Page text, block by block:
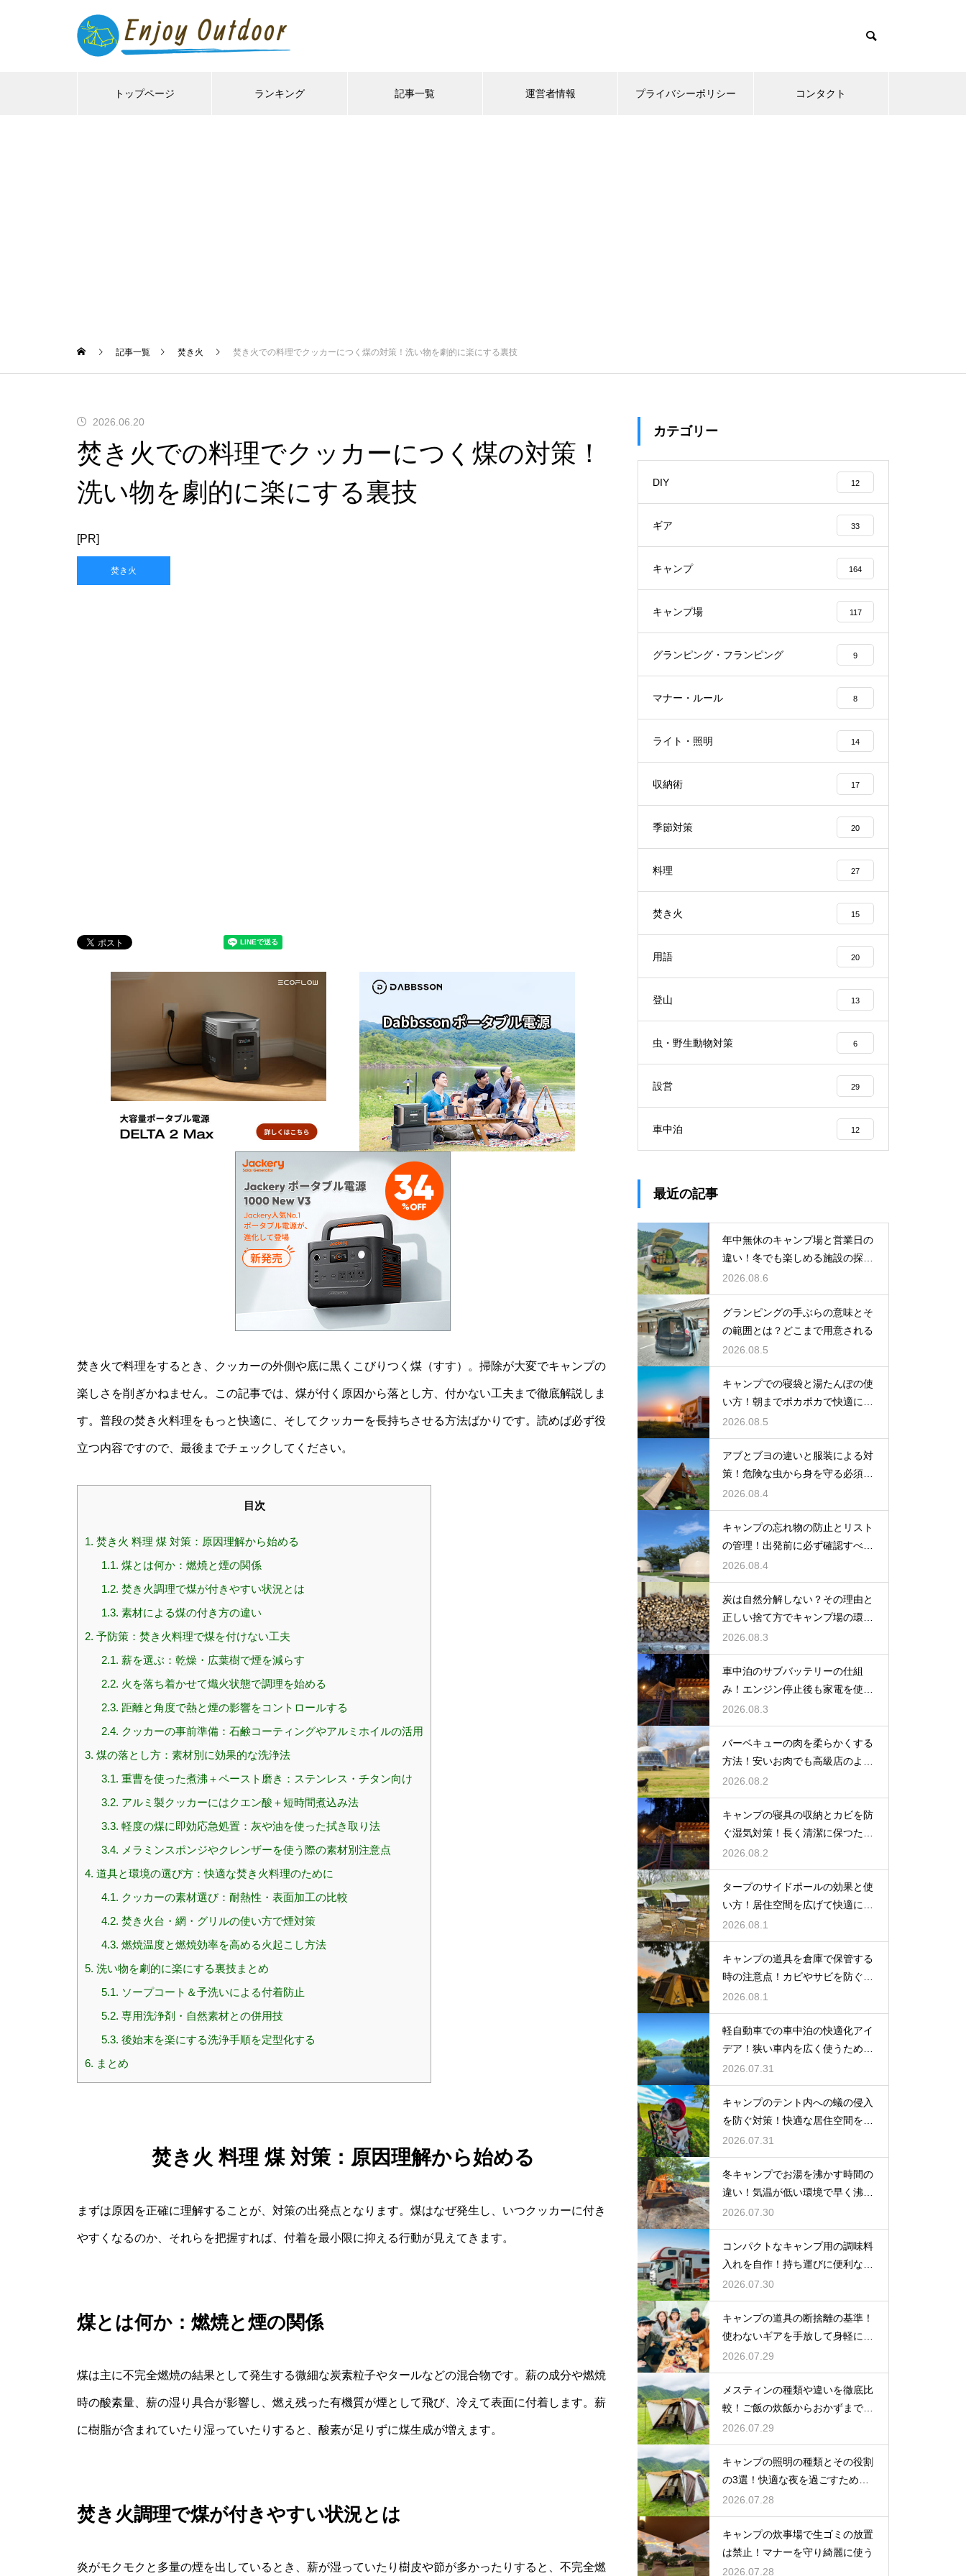
トップページ ランキング 記事一覧 運営者情報 プライバシーポリシー コンタクト
記事一覧 焚き火 焚き火での料理でクッカーにつく煤の対策！洗い物を劇的に楽にする裏技
2026.06.20
焚き火での料理でクッカーにつく煤の対策！
洗い物を劇的に楽にする裏技
[PR]
焚き火
焚き火で料理をするとき、クッカーの外側や底に黒くこびりつく煤（すす）。掃除が大変でキャンプの
楽しさを削ぎかねません。この記事では、煤が付く原因から落とし方、付かない工夫まで徹底解説しま
す。普段の焚き火料理をもっと快適に、そしてクッカーを長持ちさせる方法ばかりです。読めば必ず役
立つ内容ですので、最後までチェックしてください。
目次
1. 焚き火 料理 煤 対策：原因理解から始める
1.1. 煤とは何か：燃焼と煙の関係
1.2. 焚き火調理で煤が付きやすい状況とは
1.3. 素材による煤の付き方の違い
2. 予防策：焚き火料理で煤を付けない工夫
2.1. 薪を選ぶ：乾燥・広葉樹で煙を減らす
2.2. 火を落ち着かせて熾火状態で調理を始める
2.3. 距離と角度で熱と煙の影響をコントロールする
2.4. クッカーの事前準備：石鹸コーティングやアルミホイルの活用
3. 煤の落とし方：素材別に効果的な洗浄法
3.1. 重曹を使った煮沸＋ペースト磨き：ステンレス・チタン向け
3.2. アルミ製クッカーにはクエン酸＋短時間煮込み法
3.3. 軽度の煤に即効応急処置：灰や油を使った拭き取り法
3.4. メラミンスポンジやクレンザーを使う際の素材別注意点
4. 道具と環境の選び方：快適な焚き火料理のために
4.1. クッカーの素材選び：耐熱性・表面加工の比較
4.2. 焚き火台・網・グリルの使い方で煙対策
4.3. 燃焼温度と燃焼効率を高める火起こし方法
5. 洗い物を劇的に楽にする裏技まとめ
5.1. ソープコート＆予洗いによる付着防止
5.2. 専用洗浄剤・自然素材との併用技
5.3. 後始末を楽にする洗浄手順を定型化する
6. まとめ
焚き火 料理 煤 対策：原因理解から始める
まずは原因を正確に理解することが、対策の出発点となります。煤はなぜ発生し、いつクッカーに付き
やすくなるのか、それらを把握すれば、付着を最小限に抑える行動が見えてきます。
煤とは何か：燃焼と煙の関係
煤は主に不完全燃焼の結果として発生する微細な炭素粒子やタールなどの混合物です。薪の成分や燃焼
時の酸素量、薪の湿り具合が影響し、燃え残った有機質が煙として飛び、冷えて表面に付着します。薪
に樹脂が含まれていたり湿っていたりすると、酸素が足りずに煤生成が増えます。
焚き火調理で煤が付きやすい状況とは
炎がモクモクと多量の煙を出しているとき、薪が湿っていたり樹皮や節が多かったりすると、不完全燃
カテゴリー
DIY 12
ギア 33
キャンプ 164
キャンプ場 117
グランピング・フランピング 9
マナー・ルール 8
ライト・照明 14
収納術 17
季節対策 20
料理 27
焚き火 15
用語 20
登山 13
虫・野生動物対策 6
設営 29
車中泊 12
最近の記事
年中無休のキャンプ場と営業日の
違い！冬でも楽しめる施設の探し
方
2026.08.6
グランピングの手ぶらの意味とそ
の範囲とは？どこまで用意される
2026.08.5
キャンプでの寝袋と湯たんぽの使
い方！朝までポカポカで快適に眠
る方法
2026.08.5
アブとブヨの違いと服装による対
策！危険な虫から身を守る必須知
識
2026.08.4
キャンプの忘れ物の防止とリスト
の管理！出発前に必ず確認すべき
持ち物
2026.08.4
炭は自然分解しない？その理由と
正しい捨て方でキャンプ場の環境
を守る
2026.08.3
車中泊のサブバッテリーの仕組
み！エンジン停止後も家電を使う
ための知識
2026.08.3
バーベキューの肉を柔らかくする
方法！安いお肉でも高級店のよう
に美味しく
2026.08.2
キャンプの寝具の収納とカビを防
ぐ湿気対策！長く清潔に保つため
の手入れ
2026.08.2
タープのサイドポールの効果と使
い方！居住空間を広げて快適に過
ごす技
2026.08.1
キャンプの道具を倉庫で保管する
時の注意点！カビやサビを防ぐお
手入れ
2026.08.1
軽自動車での車中泊の快適化アイ
デア！狭い車内を広く使うための
工夫
2026.07.31
キャンプのテント内への蟻の侵入
を防ぐ対策！快適な居住空間をキ
ープ
2026.07.31
冬キャンプでお湯を沸かす時間の
違い！気温が低い環境で早く沸騰
させる
2026.07.30
コンパクトなキャンプ用の調味料
入れを自作！持ち運びに便利な収
納術
2026.07.30
キャンプの道具の断捨離の基準！
使わないギアを手放して身軽にな
る方法
2026.07.29
メスティンの種類や違いを徹底比
較！ご飯の炊飯からおかずまで万
能クッカー
2026.07.29
キャンプの照明の種類とその役割
の3選！快適な夜を過ごすための
知識
2026.07.28
キャンプの炊事場で生ゴミの放置
は禁止！マナーを守り綺麗に使う
2026.07.28